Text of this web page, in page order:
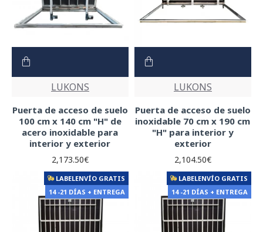
LUKONS
Puerta de acceso de suelo
100 cm x 140 cm "H" de
acero inoxidable para
interior y exterior
2,173.50€
LUKONS
Puerta de acceso de suelo
inoxidable 70 cm x 190 cm
"H" para interior y
exterior
2,104.50€
LABELENVÍO GRATIS
14 -21 DÍAS + ENTREGA
LABELENVÍO GRATIS
14 -21 DÍAS + ENTREGA